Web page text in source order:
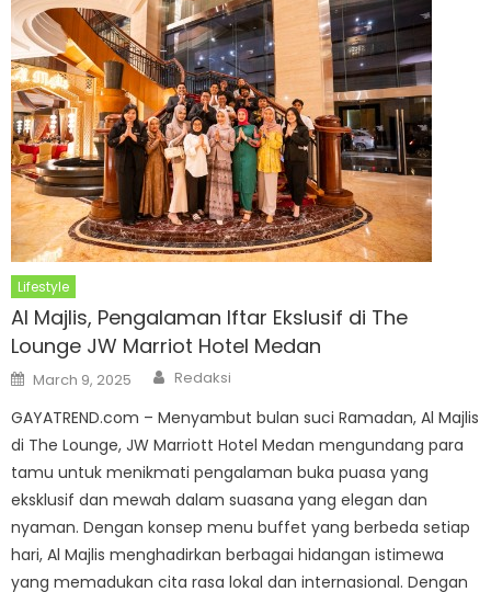
Lifestyle
Al Majlis, Pengalaman Iftar Ekslusif di The
Lounge JW Marriot Hotel Medan
Posted
on
March 9, 2025 Author
Redaksi
GAYATREND.com – Menyambut bulan suci Ramadan, Al Majlis
di The Lounge, JW Marriott Hotel Medan mengundang para
tamu untuk menikmati pengalaman buka puasa yang
eksklusif dan mewah dalam suasana yang elegan dan
nyaman. Dengan konsep menu buffet yang berbeda setiap
hari, Al Majlis menghadirkan berbagai hidangan istimewa
yang memadukan cita rasa lokal dan internasional. Dengan